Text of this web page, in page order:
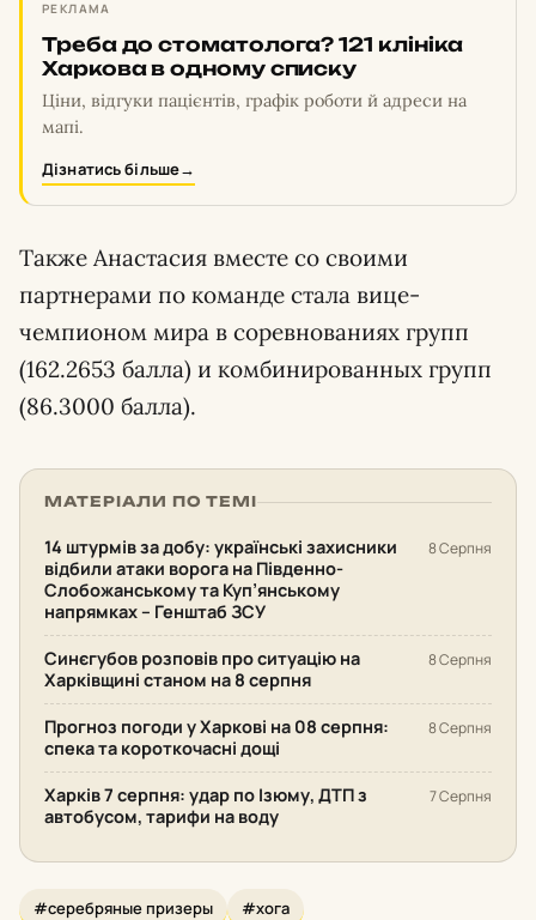
РЕКЛАМА
Треба до стоматолога? 121 клініка
Харкова в одному списку
Ціни, відгуки пацієнтів, графік роботи й адреси на
мапі.
Дізнатись більше→
Также Анастасия вместе со своими
партнерами по команде стала вице-
чемпионом мира в соревнованиях групп
(162.2653 балла) и комбинированных групп
(86.3000 балла).
МАТЕРІАЛИ ПО ТЕМІ
14 штурмів за добу: українські захисники
відбили атаки ворога на Південно-
Слобожанському та Куп’янському
напрямках – Генштаб ЗСУ
8 Серпня
Синєгубов розповів про ситуацію на
Харківщині станом на 8 серпня
8 Серпня
Прогноз погоди у Харкові на 08 серпня:
спека та короткочасні дощі
8 Серпня
Харків 7 серпня: удар по Ізюму, ДТП з
автобусом, тарифи на воду
7 Серпня
#серебряные призеры
#хога